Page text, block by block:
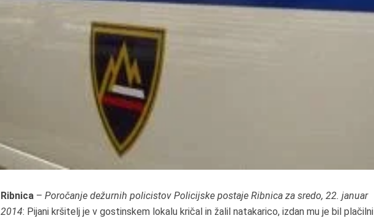
Ribnica – Poročanje dežurnih policistov Policijske postaje Ribnica za sredo, 22. januar
2014: Pijani kršitelj je v gostinskem lokalu kričal in žalil natakarico, izdan mu je bil plačilni